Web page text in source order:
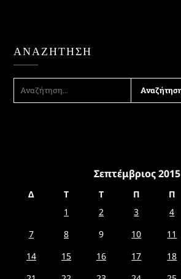
ΑΝΑΖΉΤΗΣΗ
ΓΙΑ:
Σεπτέμβριος 2015
Δ Τ Τ Π Π
1
2 3 4
7
8 9 10 11
14
15 16 17 18